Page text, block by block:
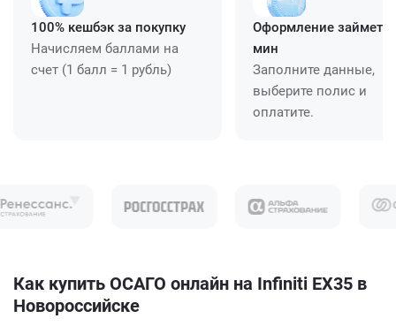
100% кешбэк за покупку
Начисляем баллами на
счет (1 балл = 1 рубль)
Оформление займет
мин
Заполните данные,
выберите полис и
оплатите.
Как купить ОСАГО онлайн на Infiniti EX35 в
Новороссийске